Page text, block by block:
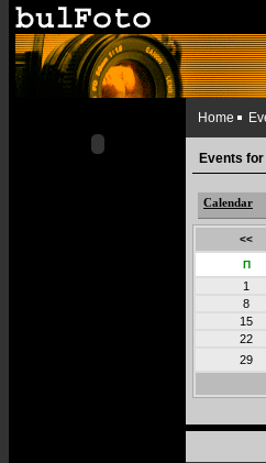
Home
Events
Calendar
<<
П
1
8
15
22
29